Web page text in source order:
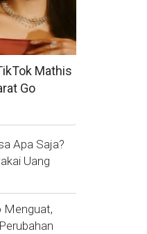
Mathis
Go
Apa Saja?
Uang
Menguat,